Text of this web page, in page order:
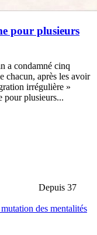
pour plusieurs
a condamné cinq
chacun, après les avoir
irrégulière »
pour plusieurs...
Depuis 37